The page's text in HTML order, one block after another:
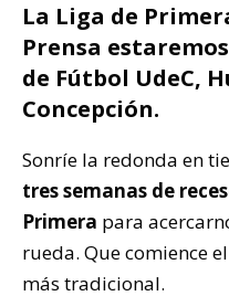
La Liga de
Prensa
de Fútbol UdeC,
Concepción.
Sonríe la redonda en
tres semanas de
Primera para
rueda. Que comience
más tradicional.